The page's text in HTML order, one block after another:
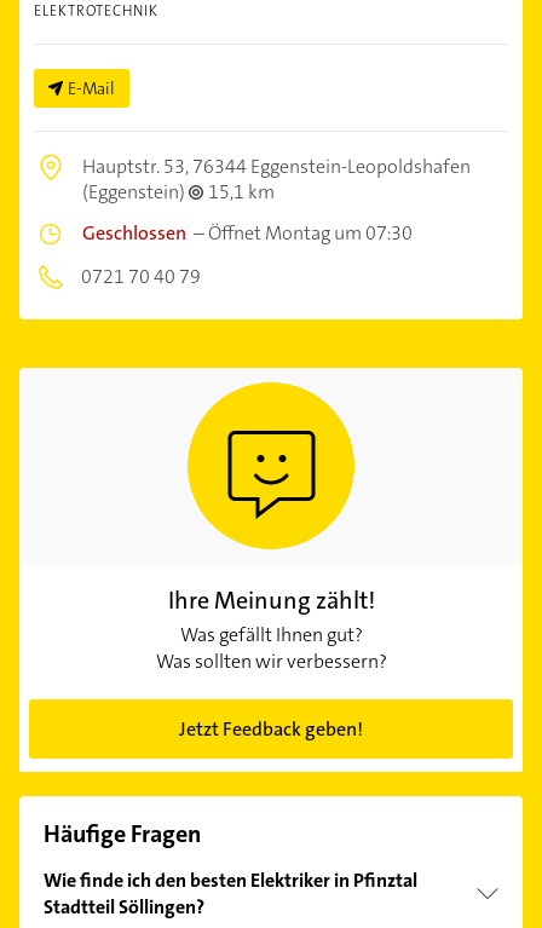
ELEKTROTECHNIK
E-Mail
Hauptstr. 53,76344 Eggenstein-Leopoldshafen
(Eggenstein)
15,1 km
Geschlossen –Öffnet Montag um 07:30
0721 70 40 79
Ihre Meinung zählt!
Was gefällt Ihnen gut?
Was sollten wir verbessern?
Jetzt Feedback geben!
Häufige Fragen
Wie finde ich den besten Elektriker in Pfinztal
Stadtteil Söllingen?